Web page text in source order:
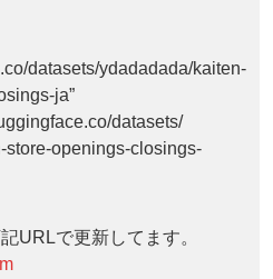
datasets/ydadadada/kaiten-
ja”
datasets/
openings-closings-
URLで更新してます。